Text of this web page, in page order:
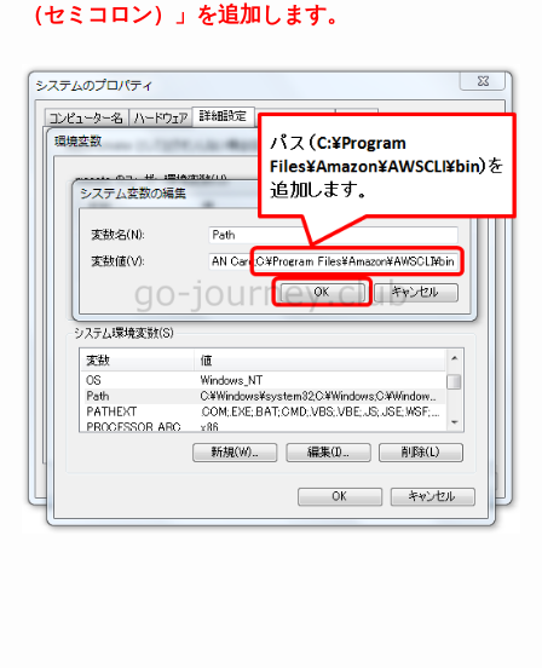
（セミコロン）」を追加します。